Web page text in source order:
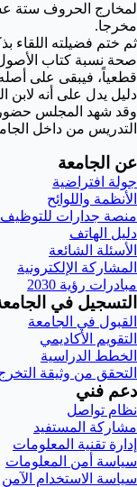
لمخارج الحروف ستة
مخرجا.
ثم ختم فضيلته اللقاء
صحة نسبة كتاب الأصول
قطعياً، فيبقى على
دليل يدل على أنه لابن
وقد شهد المجلس
التدريس من داخل
عن الجامعة
جولة افتراضية
الأنظمة واللوائح
منصة جدارات للتوظيف
دليل الهاتف
الأسئلة الشائعة
المشاركة الإلكترونية
مبادرات رؤية 2030
التسجيل في
القبول في الجامعة
التقويم الأكاديمي
الخطط الدراسية
التحقق من وثيقة
دعم فني
نظام تواصل
مشاركة المستفيد
إدارة تقنية المعلومات
سياسة أمن المعلومات
سياسة الاستخدام الآمن